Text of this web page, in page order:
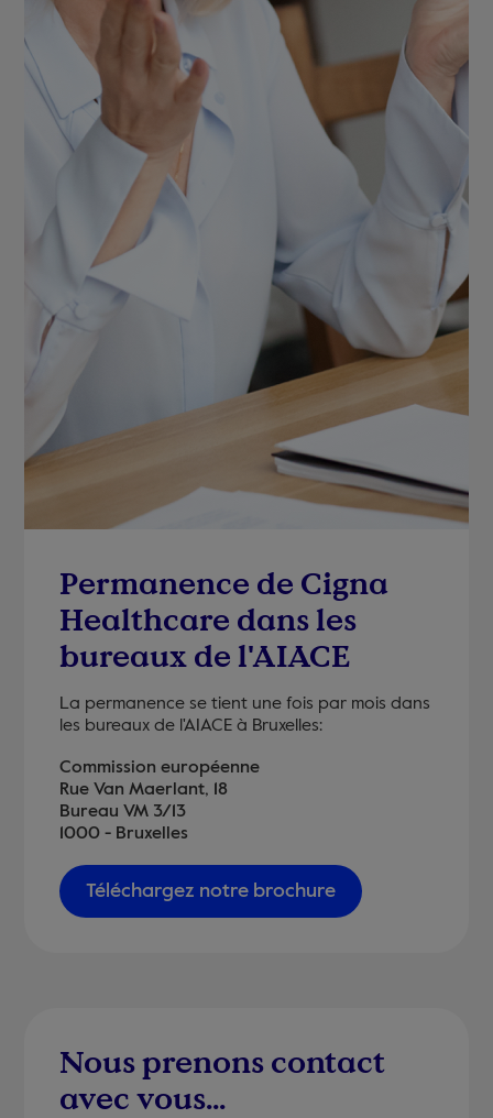
Permanence de Cigna
Healthcare dans les
bureaux de l'AIACE
La permanence se tient une fois par mois dans
les bureaux de l'AIACE à Bruxelles:
Commission européenne
Rue Van Maerlant, 18
Bureau VM 3/13
1000 - Bruxelles
Téléchargez notre brochure
Nous prenons contact
avec vous...